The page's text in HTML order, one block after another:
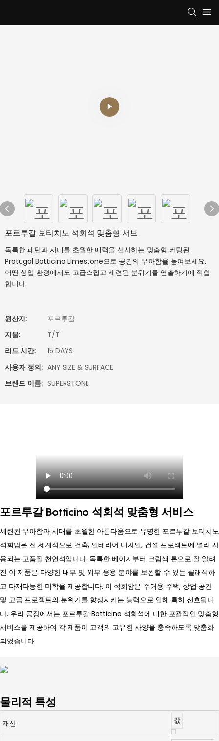
포르투갈 보티치노 석회석 맞춤형 서브
독특한 패턴과 시대를 초월한 매력을 선사하는 맞춤형 커팅된
Protugal Botticino Limestone으로 공간의 우아함을 높여보세요.
어떤 상업 환경에서도 고급스럽고 세련된 분위기를 연출하기에 적합
합니다.
원산지:
포르투갈
지불:
T/T
리드 시간:
15 DAYS
사용자 정의: ANY SIZE & SURFACE
브랜드 이름: SUPERSTONE
포르투갈 Botticino 석회석 맞춤형 서비스
세련된 우아함과 시대를 초월한 아름다움으로 유명한 포르투갈 보티치노
석회암은 전 세계적으로 건축, 인테리어 디자인, 건설 프로젝트에 널리 사
용되는 고품질 천연석입니다. 독특한 베이지부터 크림색 톤으로 잘 알려
진 이 제품은 다양한 내부 및 외부 응용 분야를 보완할 수 있는 클래식하
고 다재다능한 미학을 제공합니다. 이 석회암은 주거용 주택, 상업 공간
및 고급 프로젝트의 분위기를 향상시키는 능력으로 인해 특히 선호됩니
다. 우리 공장에서는 포르투갈 Botticino 석회석에 대한 포괄적인 맞춤형
서비스를 제공하여 각 제품이 고객의 고유한 사양을 충족하도록 맞춤화
되었습니다.
물리적 특성
재산 값